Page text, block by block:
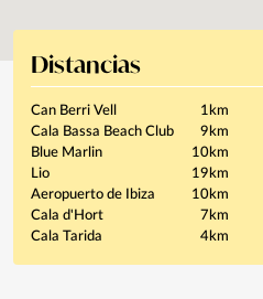
Distancias
Can Berri Vell
1km
Cala Bassa Beach Club
9km
Blue Marlin
10km
Lio
19km
Aeropuerto de Ibiza
10km
Cala d'Hort
7km
Cala Tarida
4km